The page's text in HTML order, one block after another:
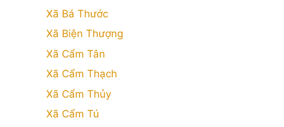
Xã Bá Thước
Xã Biện Thượng
Xã Cẩm Tân
Xã Cẩm Thạch
Xã Cẩm Thủy
Xã Cẩm Tú